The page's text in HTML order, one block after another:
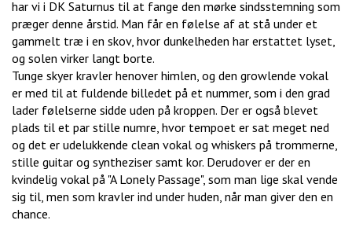
har vi i DK Saturnus til at fange den mørke sindsstemning som
præger denne årstid. Man får en følelse af at stå under et
gammelt træ i en skov, hvor dunkelheden har erstattet lyset,
og solen virker langt borte.
Tunge skyer kravler henover himlen, og den growlende vokal
er med til at fuldende billedet på et nummer, som i den grad
lader følelserne sidde uden på kroppen. Der er også blevet
plads til et par stille numre, hvor tempoet er sat meget ned
og det er udelukkende clean vokal og whiskers på trommerne,
stille guitar og syntheziser samt kor. Derudover er der en
kvindelig vokal på "A Lonely Passage", som man lige skal vende
sig til, men som kravler ind under huden, når man giver den en
chance.